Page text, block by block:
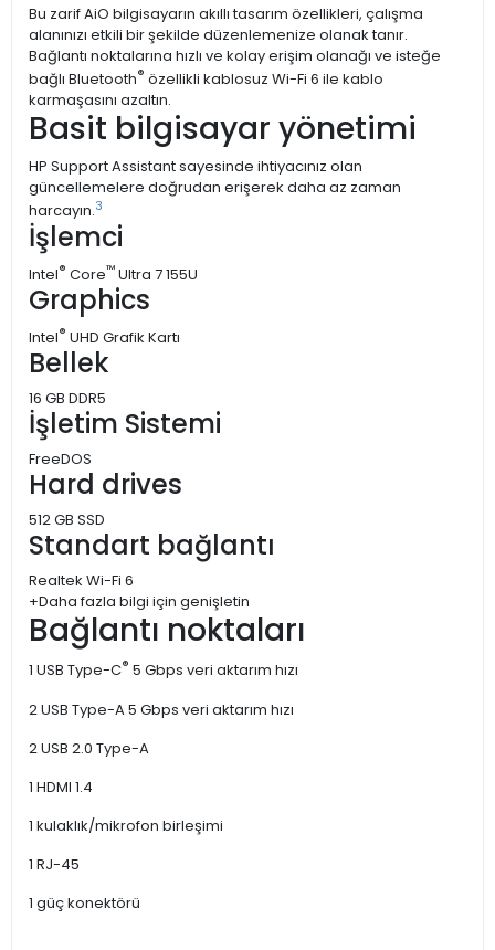
Bu zarif AiO bilgisayarın akıllı tasarım özellikleri, çalışma
alanınızı etkili bir şekilde düzenlemenize olanak tanır.
Bağlantı noktalarına hızlı ve kolay erişim olanağı ve isteğe
bağlı Bluetooth® özellikli kablosuz Wi-Fi 6 ile kablo
karmaşasını azaltın.
Basit bilgisayar yönetimi
HP Support Assistant sayesinde ihtiyacınız olan
güncellemelere doğrudan erişerek daha az zaman
harcayın.3
İşlemci
Intel® Core™ Ultra 7 155U
Graphics
Intel® UHD Grafik Kartı
Bellek
16 GB DDR5
İşletim Sistemi
FreeDOS
Hard drives
512 GB SSD
Standart bağlantı
Realtek Wi-Fi 6
+Daha fazla bilgi için genişletin
Bağlantı noktaları
1 USB Type-C® 5 Gbps veri aktarım hızı
2 USB Type-A 5 Gbps veri aktarım hızı
2 USB 2.0 Type-A
1 HDMI 1.4
1 kulaklık/mikrofon birleşimi
1 RJ-45
1 güç konektörü